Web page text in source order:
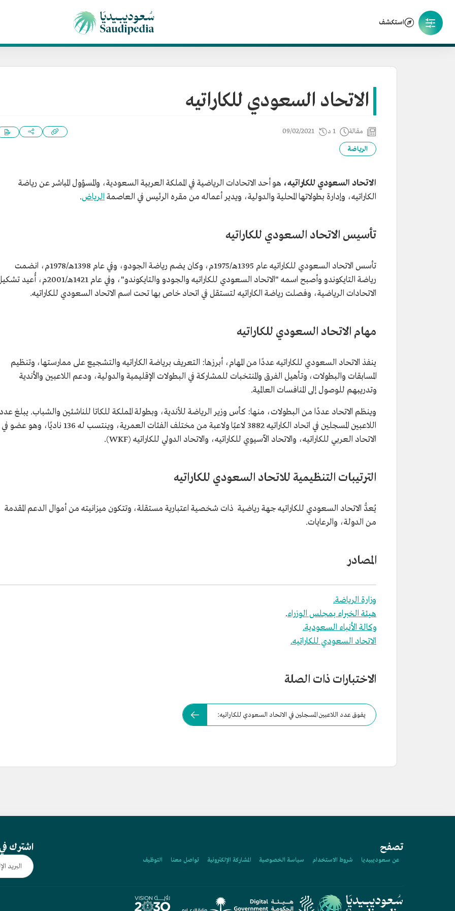
استكشف
الاتحاد السعودي للكاراتيه
مقالة 1 د 09/02/2021
الرياضة
الاتحاد السعودي للكاراتيه، هو أحد الاتحادات الرياضية في المملكة العربية السعودية، والمسؤول المباشر عن رياضة
الكاراتيه، وإدارة بطولاتها المحلية والدولية، ويدير أعماله من مقره الرئيس في العاصمة الرياض.
تأسيس الاتحاد السعودي للكاراتيه
تأسس الاتحاد السعودي للكاراتيه عام 1395هـ/1975م، وكان يضم رياضة الجودو، وفي عام 1398هـ/1978م، انضمت
رياضة التايكوندو وأصبح اسمه "الاتحاد السعودي للكاراتيه والجودو والتايكوندو"، وفي عام 1421هـ/2001م،
الاتحادات الرياضية، وفصلت رياضة الكاراتيه لتستقل في اتحاد خاص بها تحت اسم الاتحاد السعودي للكاراتيه.
مهام الاتحاد السعودي للكاراتيه
ينفذ الاتحاد السعودي للكاراتيه عددًا من المهام، أبرزها: التعريف برياضة الكاراتيه والتشجيع على ممارستها، وتنظيم
المسابقات والبطولات، وتأهيل الفرق والمنتخبات للمشاركة في البطولات الإقليمية والدولية، ودعم اللاعبين والأندية
وتدريبهم للوصول إلى المنافسات العالمية.
وينظم الاتحاد عددًا من البطولات، منها: كأس وزير الرياضة للأندية، وبطولة المملكة للكاتا للناشئين والشباب. يبلغ عدد
اللاعبين المسجلين في اتحاد الكاراتيه 3882 لاعبًا ولاعبة من مختلف الفئات العمرية، وينتسب له 136 ناديًا، وهو عضو في
الاتحاد العربي للكاراتيه، والاتحاد الآسيوي للكاراتيه، والاتحاد الدولي للكاراتيه (WKF).
الترتيبات التنظيمية للاتحاد السعودي للكاراتيه
يُعدُّ الاتحاد السعودي للكاراتيه جهة رياضية ذات شخصية اعتبارية مستقلة، وتتكون ميزانيته من أموال الدعم المقدمة
من الدولة، والرعايات.
المصادر
وزارة الرياضة.
هيئة الخبراء بمجلس الوزراء.
وكالة الأنباء السعودية.
الاتحاد السعودي للكاراتيه.
الاختبارات ذات الصلة
يفوق عدد اللاعبين المسجلين في الاتحاد السعودي للكاراتيه:
تصفح
عن سعوديبيديا شروط الاستخدام سياسة الخصوصية المشاركة الإلكترونية تواصل معنا التوظيف
اشترك